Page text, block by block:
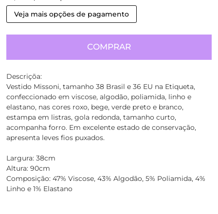
Veja mais opções de pagamento
COMPRAR
Descriçõa:
Vestido Missoni, tamanho 38 Brasil e 36 EU na Etiqueta,
confeccionado em viscose, algodão, poliamida, linho e
elastano, nas cores roxo, bege, verde preto e branco,
estampa em listras, gola redonda, tamanho curto,
acompanha forro. Em excelente estado de conservação,
apresenta leves fios puxados.
Largura: 38cm
Altura: 90cm
Composição: 47% Viscose, 43% Algodão, 5% Poliamida, 4%
Linho e 1% Elastano